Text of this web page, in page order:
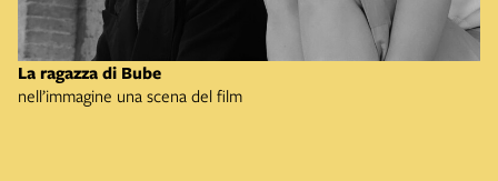
La ragazza di Bube
nell’immagine una scena del film